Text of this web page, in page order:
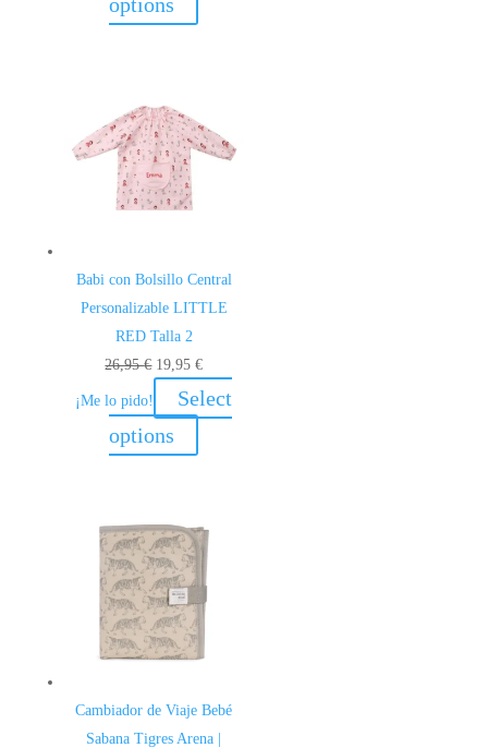
Babi con Bolsillo Central
Personalizable LITTLE
RED Talla 2
26,95€ El
precio
original
19,95€El
precio
actual
¡Me lo pido!
Select
options
Cambiador de Viaje Bebé
Sabana Tigres Arena |